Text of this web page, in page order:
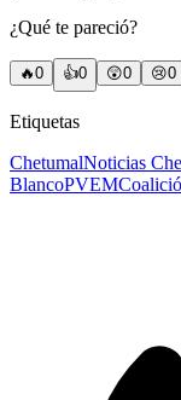
¿Qué te pareció?
🔥0 👍0 😲0 😢0
Etiquetas
ChetumalNoticias
BlancoPVEM